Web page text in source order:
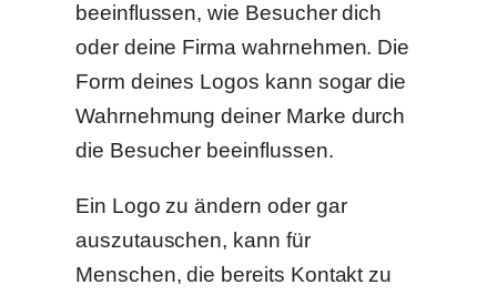
beeinflussen, wie Besucher dich
oder deine Firma wahrnehmen. Die
Form deines Logos kann sogar die
Wahrnehmung deiner Marke durch
die Besucher beeinflussen.
Ein Logo zu ändern oder gar
auszutauschen, kann für
Menschen, die bereits Kontakt zu